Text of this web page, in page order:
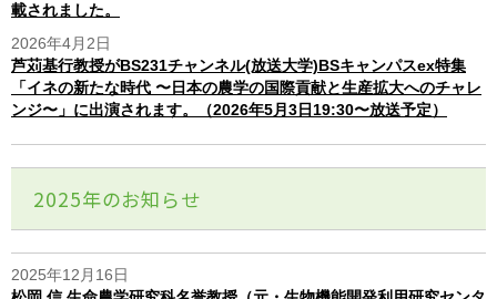
載されました。
2026年4月2日
芦苅基行教授がBS231チャンネル(放送大学)BSキャンパスex特集
「イネの新たな時代 〜日本の農学の国際貢献と生産拡大へのチャレ
ンジ〜」に出演されます。（2026年5月3日19:30〜放送予定）
2025年のお知らせ
2025年12月16日